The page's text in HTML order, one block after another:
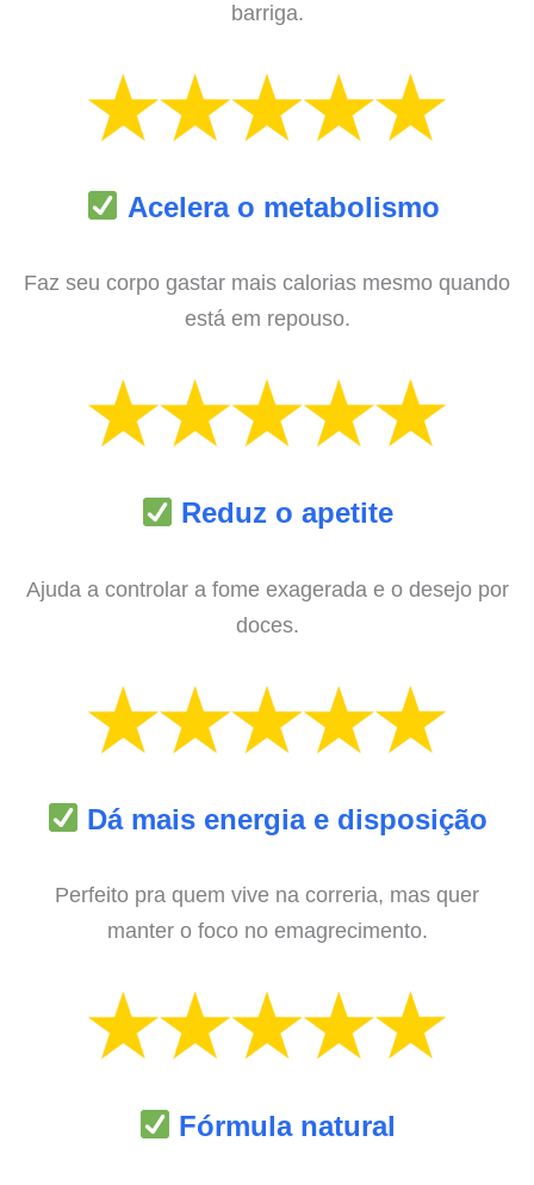
barriga.
Acelera o metabolismo
Faz seu corpo gastar mais calorias mesmo quando
está em repouso.
Reduz o apetite
Ajuda a controlar a fome exagerada e o desejo por
doces.
Dá mais energia e disposição
Perfeito pra quem vive na correria, mas quer
manter o foco no emagrecimento.
Fórmula natural